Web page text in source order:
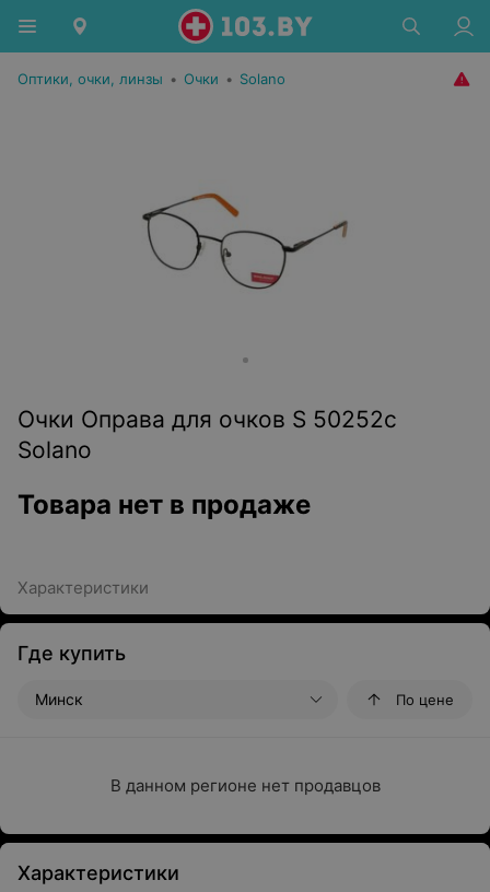
Оптики, очки, линзы • Очки • Solano
Очки Оправа для очков S 50252c
Solano
Товара нет в продаже
Характеристики
Где купить
Минск По цене
В данном регионе нет продавцов
Характеристики